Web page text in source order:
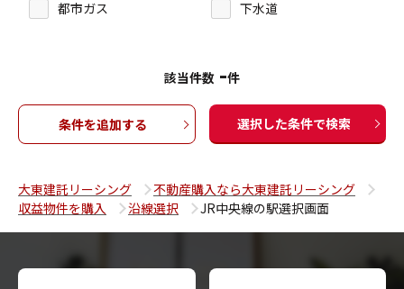
都市ガス 下水道
該当件数 -件
条件を追加する 選択した条件で検索
大東建託リーシング
不動産購入なら大東建託リーシング
収益物件を購入
沿線選択 JR中央線の駅選択画面